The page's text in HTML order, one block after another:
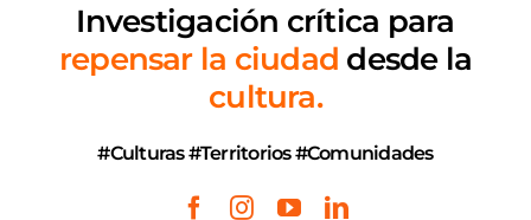
Investigación crítica para
repensar la ciudad desde la
cultura.
#Culturas #Territorios #Comunidades